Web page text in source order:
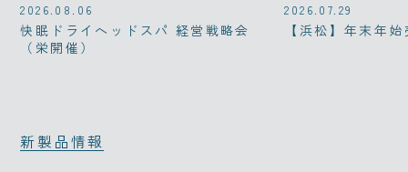
2026.08.06
快眠ドライヘッドスパ 経営戦略会
（栄開催）
2026.07.29
【浜松】年末年
新製品情報